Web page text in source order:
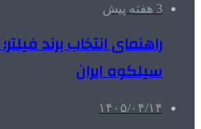
3 هفته پیش
راهنمای انتخاب برند
سیلکوه ایران
۱۴۰۵/۰۴/۱۴